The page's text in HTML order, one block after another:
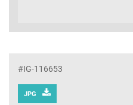
#IG-116653
JPG